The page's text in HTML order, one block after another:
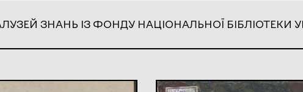
ЗНАНЬ ІЗ ФОНДУ НАЦІОНАЛЬНОЇ БІБЛІОТЕКИ